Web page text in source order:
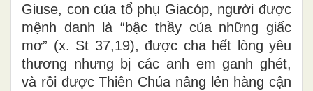
Giuse, con của tổ phụ Giacóp, người được
mệnh danh là “bậc thầy của những giấc
mơ” (x. St 37,19), được cha hết lòng yêu
thương nhưng bị các anh em ganh ghét,
và rồi được Thiên Chúa nâng lên hàng cận